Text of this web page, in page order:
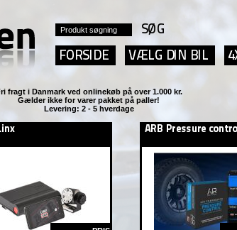
fragt i Danmark ved onlinekøb på over 1.000 kr.
Gælder ikke for varer pakket på paller!
Levering: 2 - 5 hverdage